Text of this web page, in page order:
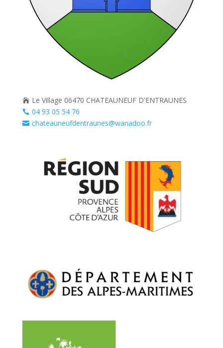
 Le Village 06470 CHATEAUNEUF D'ENTRAUNES
 04 93 05 54 76
 chateauneufdentraunes@wanadoo.fr